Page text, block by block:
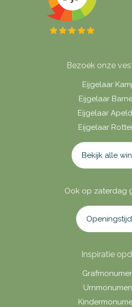
Bezoek onze
Eijgelaar
Eijgelaar
Eijgelaar
Eijgelaar
Bekijk alle
Ook op zaterdag
Inspiratie